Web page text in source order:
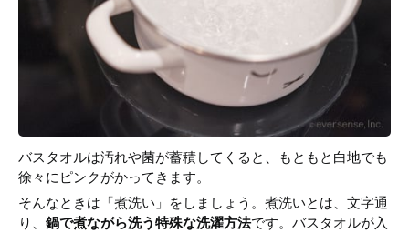
バスタオルは汚れや菌が蓄積してくると、もともと白地でも
徐々にピンクがかってきます。
そんなときは「煮洗い」をしましょう。煮洗いとは、文字通
り、 鍋で煮ながら洗う特殊な洗濯方法です。バスタオルが入